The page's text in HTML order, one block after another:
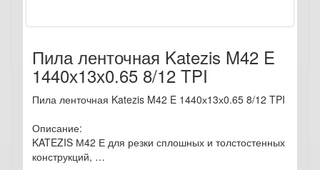
Пила ленточная Katezis M42 E
1440х13х0.65 8/12 TPI
Пила ленточная Katezis M42 E 1440х13х0.65 8/12 TPI
Описание:
KATEZIS М42 Е для резки сплошных и толстостенных
конструкций, …